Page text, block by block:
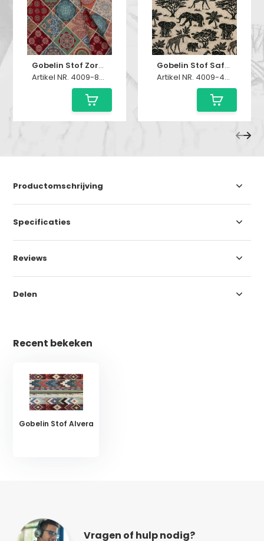
Gobelin Stof Zoraida
Artikel NR. 4009-805
Gobelin Stof Safari
Artikel NR. 4009-450
Productomschrijving
Specificaties
Reviews
Delen
Recent bekeken
Gobelin Stof Alvera
Vragen of hulp nodig?